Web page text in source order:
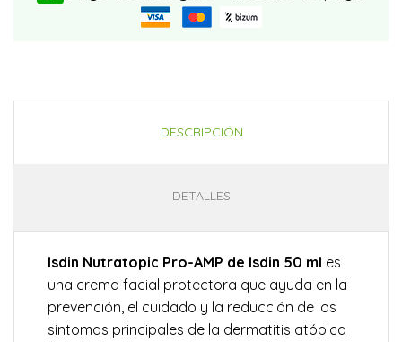
DESCRIPCIÓN
DETALLES
Isdin Nutratopic Pro-AMP de Isdin 50 ml es
una crema facial protectora que ayuda en la
prevención, el cuidado y la reducción de los
síntomas principales de la dermatitis atópica